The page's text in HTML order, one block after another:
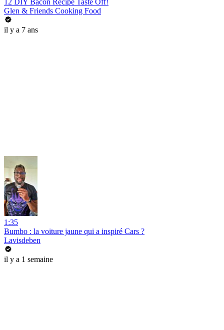
12 DIY Bacon Recipe Taste Off!
Glen & Friends Cooking Food
il y a 7 ans
1:35
Bumbo : la voiture jaune qui a inspiré Cars ?
Lavisdeben
il y a 1 semaine